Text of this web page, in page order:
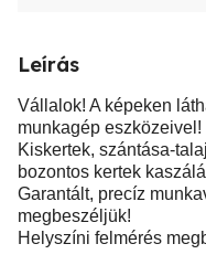
Leírás
Vállalok! A képeken
munkagép eszközeivel!
Kiskertek, szántása-
bozontos kertek
Garantált, precíz
megbeszéljük!
Helyszíni felmérés